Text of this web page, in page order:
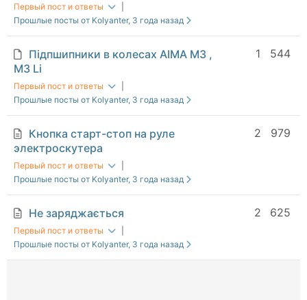
Первый пост и ответы
Прошлые посты от Kolyanter, 3 года назад
Підпшипники в колесах AIMA М3 ,
М3 Li
Первый пост и ответы
Прошлые посты от Kolyanter, 3 года назад
544
1
Кнопка старт-стоп на руле
электроскутера
Первый пост и ответы
Прошлые посты от Kolyanter, 3 года назад
979
2
Не заряджається
Первый пост и ответы
Прошлые посты от Kolyanter, 3 года назад
625
2